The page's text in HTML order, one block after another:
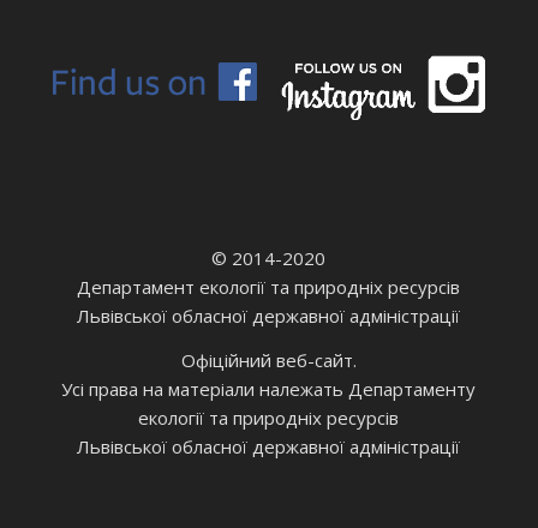
© 2014-2020
Департамент екології та природніх ресурсів
Львівської обласної державної адміністрації
Офіційний веб-сайт.
Усі права на матеріали належать Департаменту
екології та природніх ресурсів
Львівської обласної державної адміністрації